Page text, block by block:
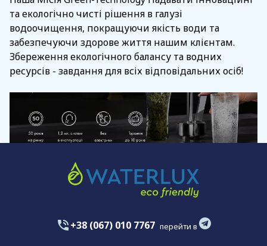
та екологічно чисті рішення в галузі
водоочищення, покращуючи якість води та
забезпечуючи здорове життя нашим клієнтам.
Збереження екологічного балансу та водних
ресурсів - завдання для всіх відповідальних осіб!
+38 (067) 010 7767 перейти в